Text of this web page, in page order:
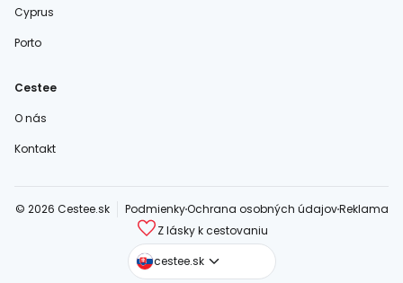
Cyprus
Porto
Cestee
O nás
Kontakt
© 2026 Cestee.sk PodmienkyOchrana osobných údajovReklama
Z lásky k cestovaniu
cestee.sk
cestee.com
cestee.pl